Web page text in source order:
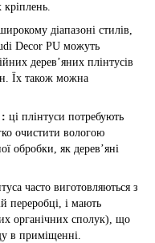
діапазоні стилів,
Decor PU можуть
дерев’яних плінтусів
Їх також можна
: ці плінтуси потребують
очистити вологою
обробки, як дерев’яні
часто виготовляються з
переробці, і мають
органічних сполук), що
в приміщенні.